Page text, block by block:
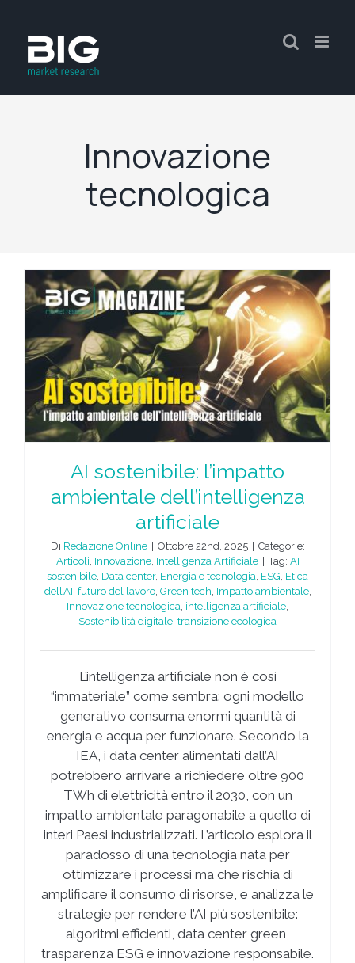
Innovazione
tecnologica
AI sostenibile: l’impatto
ambientale dell’intelligenza
artificiale
Di Redazione Online Ottobre 22nd, 2025
Categorie:
Articoli, Innovazione, Intelligenza Artificiale Tag: AI
sostenibile, Data center, Energia e tecnologia, ESG, Etica
dell’AI, futuro del lavoro, Green tech, Impatto ambientale,
Innovazione tecnologica, intelligenza artificiale,
Sostenibilità digitale, transizione ecologica
L’intelligenza artificiale non è così
“immateriale” come sembra: ogni modello
generativo consuma enormi quantità di
energia e acqua per funzionare. Secondo la
IEA, i data center alimentati dall’AI
potrebbero arrivare a richiedere oltre 900
TWh di elettricità entro il 2030, con un
impatto ambientale paragonabile a quello di
interi Paesi industrializzati. L’articolo esplora il
paradosso di una tecnologia nata per
ottimizzare i processi ma che rischia di
amplificare il consumo di risorse, e analizza le
strategie per rendere l’AI più sostenibile:
algoritmi efficienti, data center green,
trasparenza ESG e innovazione responsabile.